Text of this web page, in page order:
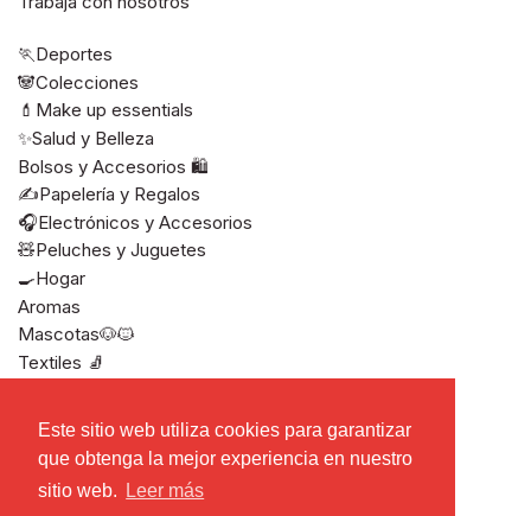
Este sitio web utiliza cookies para garantizar
que obtenga la mejor experiencia en nuestro
sitio web.
Leer más
Este sitio web utiliza cookies para garantizar
que obtenga la mejor experiencia en nuestro
sitio web.
Leer más
🏃Deportes
🐼Colecciones
💄Make up essentials
✨Salud y Belleza
Bolsos y Accesorios 🛍️
✍️Papelería y Regalos
🎧Electrónicos y Accesorios
🧸Peluches y Juguetes
🍳Hogar
Aromas
Mascotas🐶🐱
Textiles 🧦